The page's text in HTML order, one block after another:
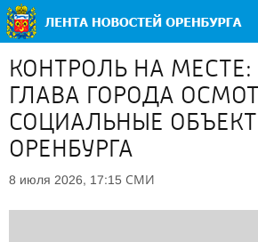
КОНТРОЛЬ НА МЕСТЕ:
ГЛАВА ГОРОДА
СОЦИАЛЬНЫЕ
ОРЕНБУРГА
8 июля 2026, 17:15 СМИ